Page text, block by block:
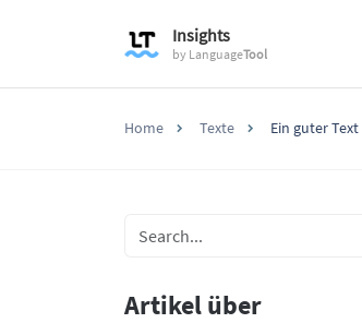
Insights
by LanguageTool
Home Texte Ein guter
Artikel über